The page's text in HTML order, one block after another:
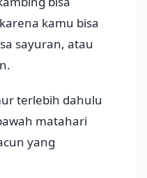
kamu bisa
sayuran, atau
terlebih dahulu
matahari
yang